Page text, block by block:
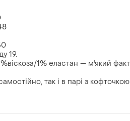
19.
1% еластан — м'який
так і в парі з